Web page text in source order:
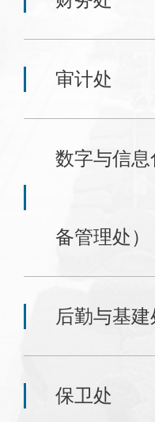
审计处
数字与信
备管理处）
后勤与基建
保卫处